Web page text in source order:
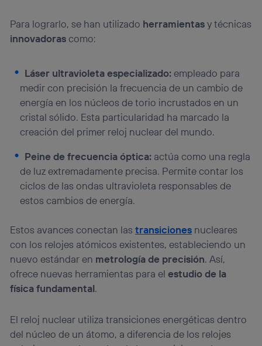
Para lograrlo, se han utilizado herramientasy técnicas
innovadorascomo:
Láser ultravioleta especializado:empleado para
medir con precisión la frecuencia de un cambio de
energía en los núcleos de torio incrustados en un
cristal sólido. Esta particularidad ha marcado la
creación del primer reloj nuclear del mundo.
Peine de frecuencia óptica: actúa como una regla
de luz extremadamente precisa. Permite contar los
ciclos de las ondas ultravioleta responsables de
estos cambios de energía.
Estos avances conectan lastransiciones nucleares
con los relojes atómicos existentes, estableciendo un
nuevo estándar en metrología de precisión. Así,
ofrece nuevas herramientas para el estudio de la
física fundamental.
El reloj nuclear utiliza transiciones energéticas dentro
del núcleo de un átomo, a diferencia de los relojes